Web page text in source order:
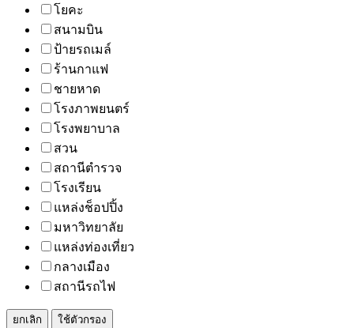
โยคะ
สนามบิน
ป้ายรถเมล์
ร้านกาแฟ
ชายหาด
โรงภาพยนตร์
โรงพยาบาล
สวน
สถานีตำรวจ
โรงเรียน
แหล่งช็อปปิ้ง
มหาวิทยาลัย
แหล่งท่องเที่ยว
กลางเมือง
สถานีรถไฟ
ยกเลิก ใช้ตัวกรอง